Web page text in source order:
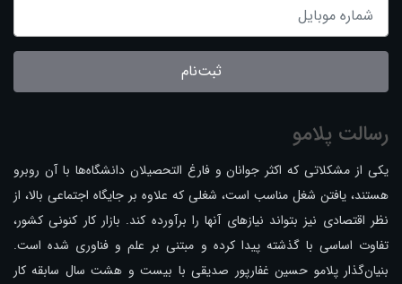
ثبت‌نام
رسالت پلامو
یکی از مشکلاتی که اکثر جوانان و فارغ التحصیلان دانشگاه‌ها با آن روبرو
هستند، یافتن شغل مناسب است، شغلی که علاوه بر جایگاه اجتماعی بالا، از
نظر اقتصادی نیز بتواند نیازهای آنها را برآورده کند. بازار کار کنونی کشور،
تفاوت اساسی با گذشته پیدا کرده و مبتنی بر علم و فناوری شده است.
بنیان‌گذار پلامو حسین غفارپور صدیقی با بیست و هشت سال سابقه کار